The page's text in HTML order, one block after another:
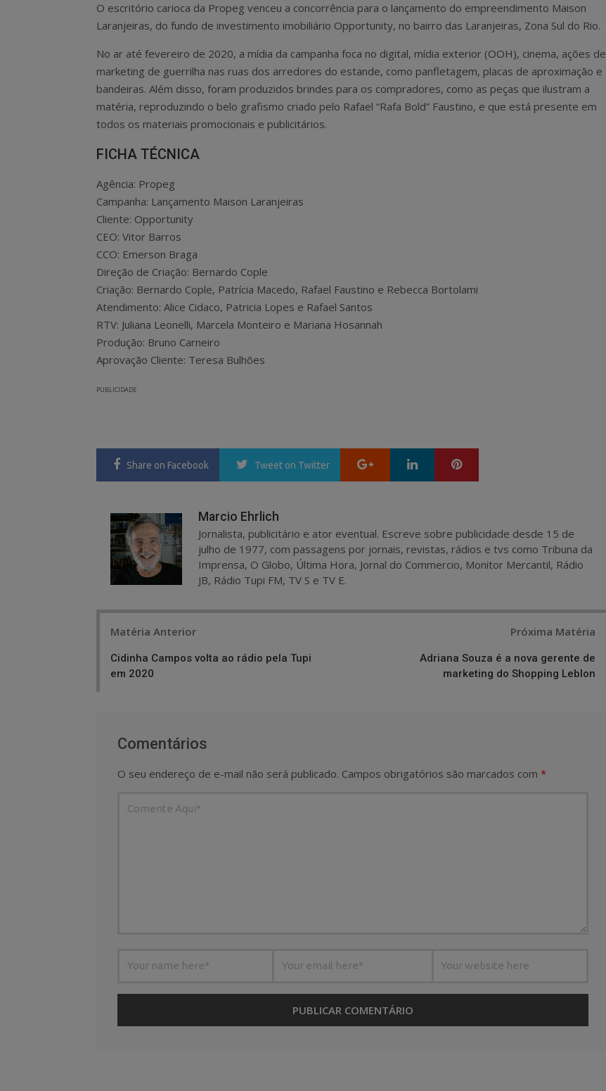
O escritório carioca da Propeg venceu a concorrência para o lançamento do empreendimento Maison
Laranjeiras, do fundo de investimento imobiliário Opportunity, no bairro das Laranjeiras, Zona Sul do Rio.
No ar até fevereiro de 2020, a mídia da campanha foca no digital, mídia exterior (OOH), cinema, ações de
marketing de guerrilha nas ruas dos arredores do estande, como panfletagem, placas de aproximação e
bandeiras. Além disso, foram produzidos brindes para os compradores, como as peças que ilustram a
matéria, reproduzindo o belo grafismo criado pelo Rafael “Rafa Bold” Faustino, e que está presente em
todos os materiais promocionais e publicitários.
FICHA TÉCNICA
Agência: Propeg
Campanha: Lançamento Maison Laranjeiras
Cliente: Opportunity
CEO: Vitor Barros
CCO: Emerson Braga
Direção de Criação: Bernardo Cople
Criação: Bernardo Cople, Patrícia Macedo, Rafael Faustino e Rebecca Bortolami
Atendimento: Alice Cidaco, Patricia Lopes e Rafael Santos
RTV: Juliana Leonelli, Marcela Monteiro e Mariana Hosannah
Produção: Bruno Carneiro
Aprovação Cliente: Teresa Bulhões
PUBLICIDADE
Share on Facebook Tweet on Twitter Google+ LinkedIn
Marcio Ehrlich
Jornalista, publicitário e ator eventual. Escreve sobre publicidade desde 15 de
julho de 1977, com passagens por jornais, revistas, rádios e tvs como Tribuna da
Imprensa, O Globo, Última Hora, Jornal do Commercio, Monitor Mercantil, Rádio
JB, Rádio Tupi FM, TV S e TV E.
Matéria Anterior
Cidinha Campos volta ao rádio pela Tupi
em 2020
Próxima Matéria
Adriana Souza é a nova gerente de
marketing do Shopping Leblon
Comentários
O seu endereço de e-mail não será publicado. Campos obrigatórios são marcados com *